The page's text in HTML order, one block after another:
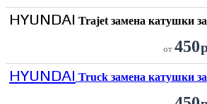
HYUNDAI Trajet замена катушки
от 450
HYUNDAI Truck замена катушки